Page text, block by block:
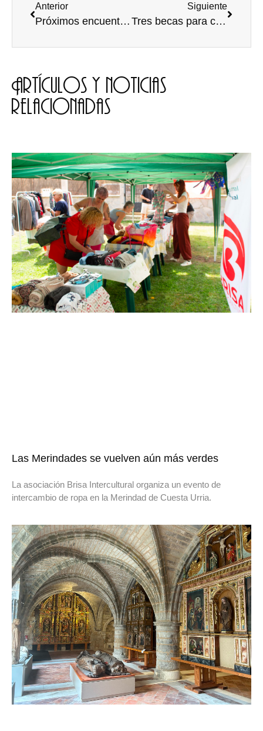
Anterior
Próximos encuentros de los equipos de la UBU
Siguiente
Tres becas para colaborar en el Call Center de la Universidad de Burgos
Artículos y noticias
relacionadas
Las Merindades se vuelven aún más verdes
La asociación Brisa Intercultural organiza un evento de
intercambio de ropa en la Merindad de Cuesta Urria.